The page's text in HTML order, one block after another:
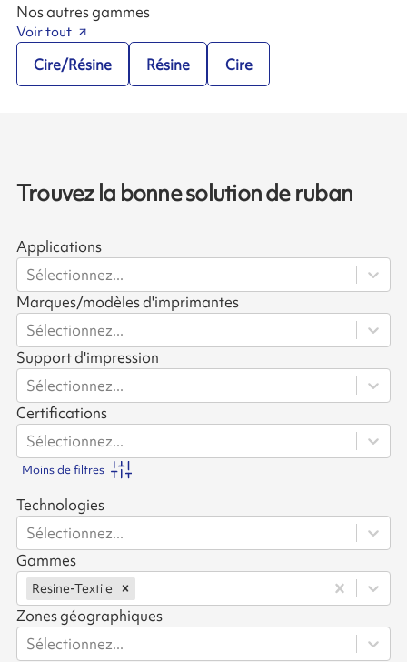
Nos autres gammes
Voir tout
Cire/Résine Résine Cire
Trouvez la bonne solution de ruban
Applications
Sélectionnez...
Marques/modèles d'imprimantes
Sélectionnez...
Support d'impression
Sélectionnez...
Certifications
Sélectionnez...
Moins de filtres
Technologies
Sélectionnez...
Gammes
Resine-Textile
Zones géographiques
Sélectionnez...